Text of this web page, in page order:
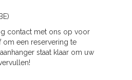
contact met ons op voor
om een reservering te
staat klaar om uw